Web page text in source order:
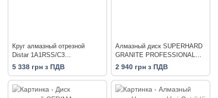
Круг алмазный отрезной
Distar 1A1RSS/C3
400x3,5/2,5x15x25,4-(11,5)-28-
HIT Technic Advanced
5 338 грн з ПДВ
Алмазный диск SUPERHARD
GRANITE PROFESSIONAL
400 мм
2 940 грн з ПДВ